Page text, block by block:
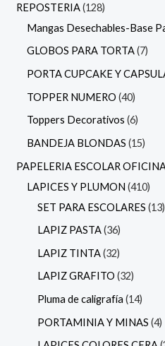
REPOSTERIA 128
Mangas Desechables-Base
GLOBOS PARA TORTA 7
PORTA CUPCAKE Y
TOPPER NUMERO 40
Toppers Decorativos 6
BANDEJA BLONDAS 15
PAPELERIA ESCOLAR
LAPICES Y PLUMON 410
SET PARA ESCOLARES 13
LAPIZ PASTA 36
LAPIZ TINTA 32
LAPIZ GRAFITO 32
Pluma de caligrafía 14
PORTAMINIA Y MINAS 4